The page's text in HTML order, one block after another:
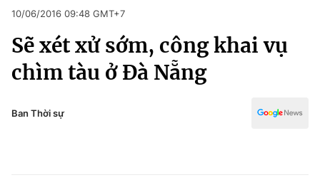
Chuyên mục
Chính trị
Xã hội
Pháp luật
Thể thao
Văn hóa - Giải trí
10/06/2016 09:48 GMT+7
Sẽ xét xử sớm, công khai vụ
chìm tàu ở Đà Nẵng
Ban Thời sự